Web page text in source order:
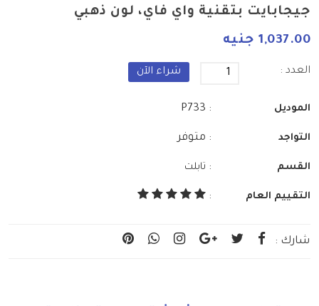
جيجابايت بتقنية واي فاي، لون ذهبي
1,037.00 جنيه
العدد : شراء الآن
الموديل : P733
التواجد : متوفر
القسم : تابلت
التقييم العام :
شارك :